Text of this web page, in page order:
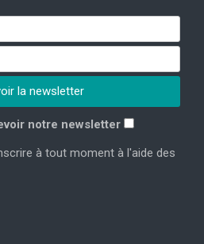
notre newsletter
à tout moment à l'aide des